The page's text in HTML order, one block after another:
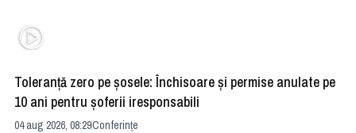
Toleranță zero pe șosele: Închisoare și permise anulate pe
10 ani pentru șoferii iresponsabili
04 aug 2026, 08:29Conferințe